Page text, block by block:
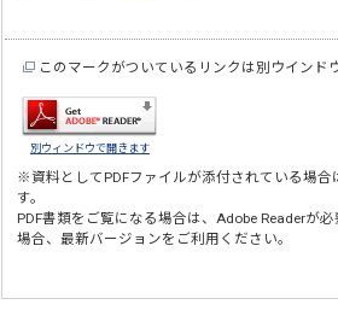
このマークがついているリンクは別ウインド
別ウィンドウで開きます
※資料としてPDFファイルが添付されている場合
す。
PDF書類をご覧になる場合は、Adobe Readerが必
場合、最新バージョンをご利用ください。